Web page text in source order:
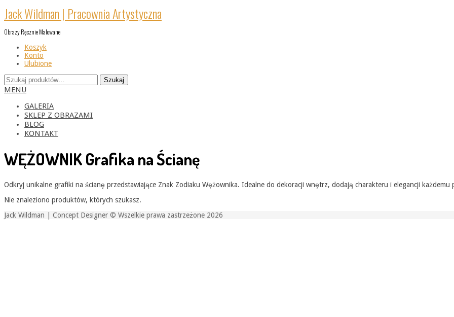
Skip
to
Jack Wildman | Pracownia Artystyczna
Obrazy Ręcznie Malowane
Koszyk
Konto
Ulubione
Szukaj:
Szukaj
Primary
Menu
MENU
GALERIA
SKLEP Z OBRAZAMI
BLOG
KONTAKT
WĘŻOWNIK Grafika na Ścianę
Odkryj unikalne grafiki na ścianę przedstawiające Znak Zodiaku Wężownika. Idealne do dekoracji wnętrz, dodają charakteru i elegancji każdemu
Nie znaleziono produktów, których szukasz.
Jack Wildman | Concept Designer © Wszelkie prawa zastrzeżone 2026